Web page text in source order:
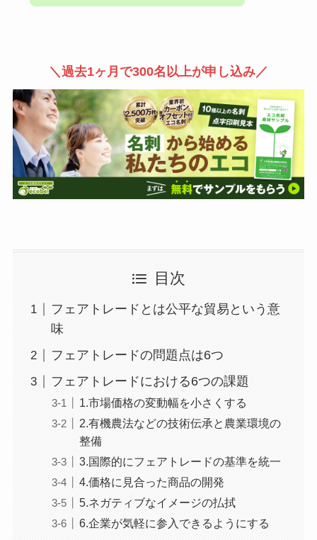
＼過去1ヶ月で300名以上が申し込み／
目次
フェアトレードとは公平な貿易という意
味
フェアトレードの問題点は6つ
フェアトレードにおける6つの課題
1.市場価格の変動幅を小さくする
2.有機農法などの技術伝承と農業環境の
整備
3.国際的にフェアトレードの基準を統一
4.価格に見合った商品の開発
5.ネガティブなイメージの払拭
6.企業が気軽に参入できるようにする